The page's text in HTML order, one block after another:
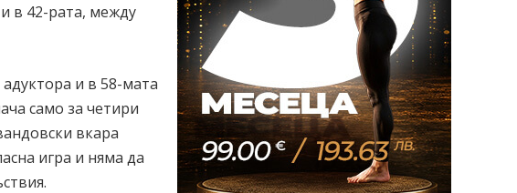
в 42-рата, между
и в 58-мата
само за четири
вкара
игра и няма да